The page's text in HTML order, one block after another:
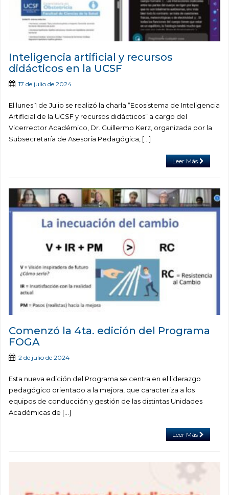
Inteligencia artificial y recursos
didácticos en la UCSF
17 de julio de 2024
El lunes 1 de Julio se realizó la charla “Ecosistema de Inteligencia
Artificial de la UCSF y recursos didácticos” a cargo del
Vicerrector Académico, Dr. Guillermo Kerz, organizada por la
Subsecretaría de Asesoría Pedagógica, […]
Leer Más
Comenzó la 4ta. edición del Programa
FOGA
2 de julio de 2024
Esta nueva edición del Programa se centra en el liderazgo
pedagógico orientado a la mejora, que caracteriza a los
equipos de conducción y gestión de las distintas Unidades
Académicas de […]
Leer Más